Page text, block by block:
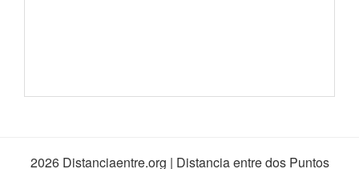
2026 Distanciaentre.org | Distancia entre dos Puntos